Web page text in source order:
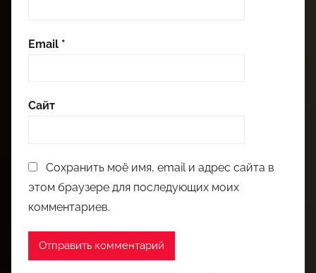
Email *
Сайт
Сохранить моё имя, email и адрес сайта в
этом браузере для последующих моих
комментариев.